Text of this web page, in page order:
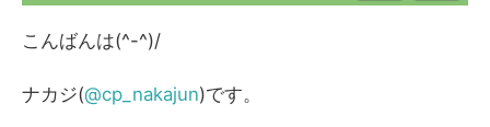
こんばんは(^-^)/
ナカジ(@cp_nakajun)です。